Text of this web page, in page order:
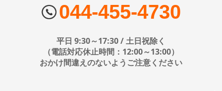
エアーポール 金具セット 中型(およそ26-50インチ)
エアーポール 金具セット 大型(およそ50-65インチ)
エアーポール オプションパーツ
ヤマト運輸・佐川急便・日本郵便・西濃運輸を使用しております。
配送会社はお選びいただけません。
時間指定は下記の通りです。
044-455-4730
平日 9:30～17:30 / 土日祝除く
（電話対応休止時間：12:00～13:00）
おかけ間違えのないようご注意ください